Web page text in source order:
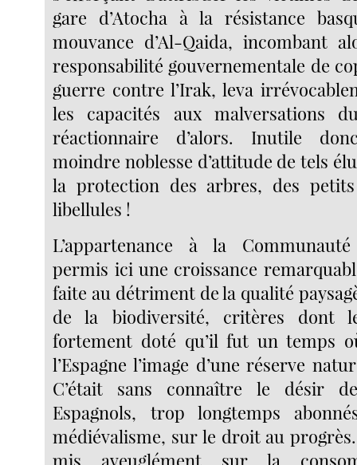
gare d’Atocha à la résistance
mouvance d’Al-Qaida, incombant
responsabilité gouvernementale de
guerre contre l’Irak, leva
les capacités aux malversations
réactionnaire d’alors. Inutile
moindre noblesse d’attitude de tels
la protection des arbres, des
libellules !
L’appartenance à la
permis ici une croissance
faite au détriment de la qualité
de la biodiversité, critères dont
fortement doté qu’il fut un temps
l’Espagne l’image d’une réserve
C’était sans connaître le désir
Espagnols, trop longtemps
médiévalisme, sur le droit au